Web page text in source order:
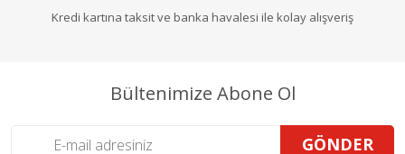
Kredi kartına taksit ve banka havalesi ile kolay alışveriş
Bültenimize Abone Ol
GÖNDER